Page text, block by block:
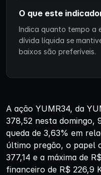
O que este
Indica quanto tempo a
dívida líquida se
baixos são preferíveis.
A ação YUMR34, da
378,52 nesta domingo,
queda de 3,63% em
último pregão, o papel
377,14 e a máxima de
financeiro de R$ 226,9